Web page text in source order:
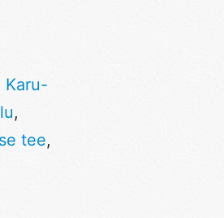
Karu-
,
tee,